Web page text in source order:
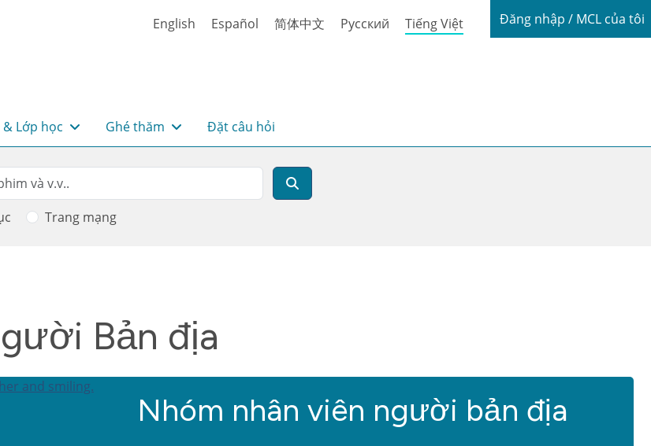
English Español 简体中文 Русский Tiếng Việt Login / My
Đăng nhập / MCL của tôi
Lớp học Ghé thăm Đặt câu hỏi
Trang mạng
Bản địa
Nhóm nhân viên người bản địa